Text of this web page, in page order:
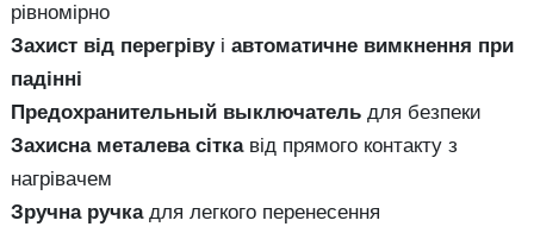
рівномірно
Захист від перегрівуі автоматичне вимкнення при
падінні
Предохранительный выключатель для безпеки
Захисна металева сіткавід прямого контакту з
нагрівачем
Зручна ручкадля легкого перенесення